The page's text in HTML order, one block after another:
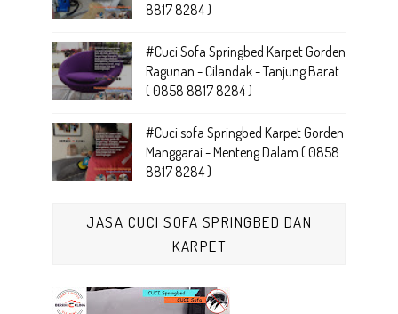
8817 8284 )
#Cuci Sofa Springbed Karpet Gorden
Ragunan - Cilandak - Tanjung Barat
( 0858 8817 8284 )
#Cuci sofa Springbed Karpet Gorden
Manggarai - Menteng Dalam ( 0858
8817 8284 )
JASA CUCI SOFA SPRINGBED DAN
KARPET